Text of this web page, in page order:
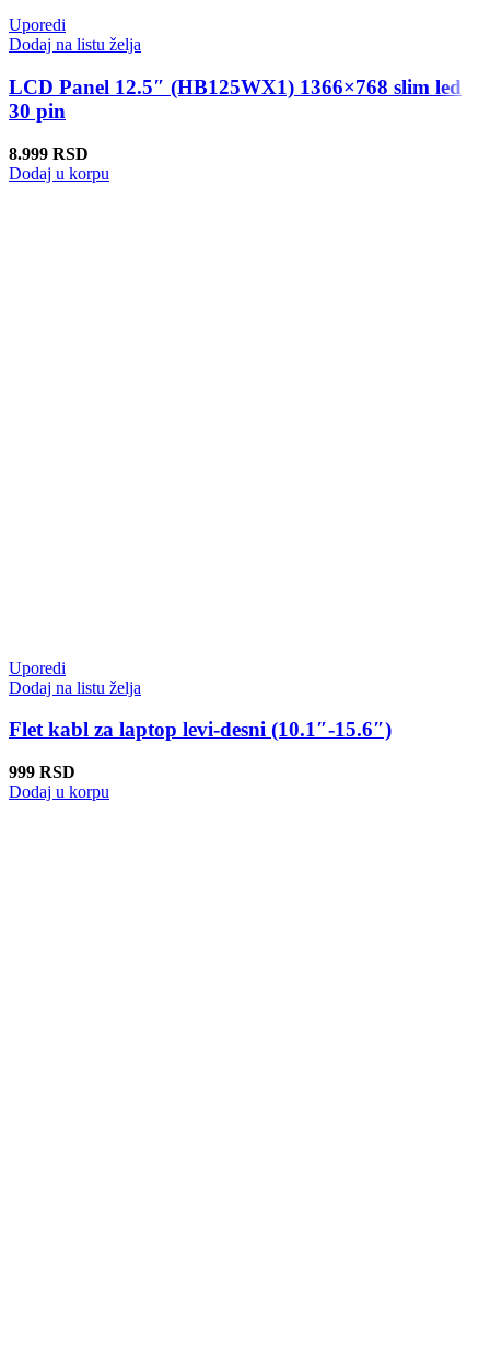
Uporedi
Dodaj na listu želja
LCD Panel 12.5″ (HB125WX1) 1366×768 slim led
30 pin
8.999 RSD
Dodaj u korpu
Uporedi
Dodaj na listu želja
Flet kabl za laptop levi-desni (10.1″-15.6″)
999 RSD
Dodaj u korpu